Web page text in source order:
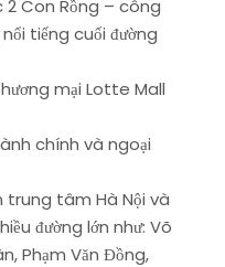
2 Con Rồng – công
tiếng cuối đường
mại Lotte Mall
chính và ngoại
trung tâm Hà Nội và
đường lớn như: Võ
Phạm Văn Đồng,